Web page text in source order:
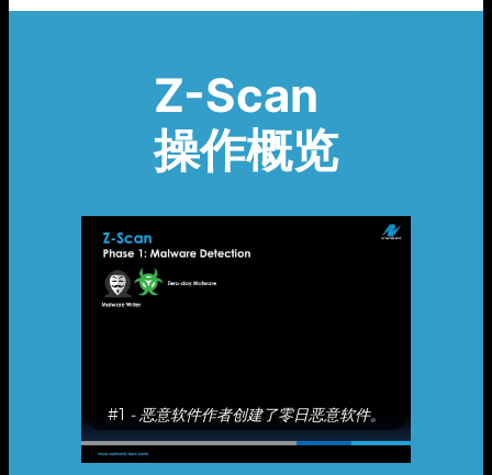
Z-Scan
操作概览
#1 - 恶意软件作者创建了零日恶意软件。